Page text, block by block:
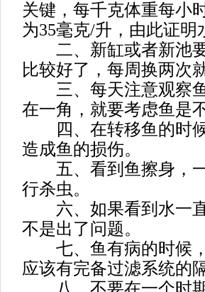
关键，每千克体重每小
为35毫克/升，由此证
二、新缸或者新池要
比较好了，每周换两次
三、每天注意观察鱼
在一角，就要考虑鱼是
四、在转移鱼的时候
造成鱼的损伤。
五、看到鱼擦身，一
行杀虫。
六、如果看到水一直
不是出了问题。
七、鱼有病的时候，
应该有完备过滤系统的